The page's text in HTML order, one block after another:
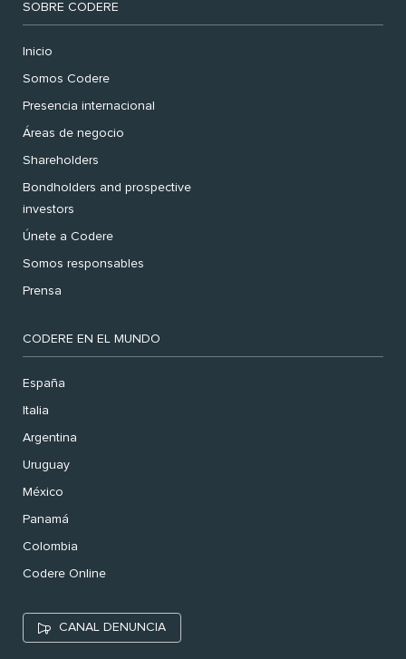
SOBRE CODERE
Inicio
Somos Codere
Presencia internacional
Áreas de negocio
Shareholders
Bondholders and prospective
investors
Únete a Codere
Somos responsables
Prensa
CODERE EN EL MUNDO
España
Italia
Argentina
Uruguay
México
Panamá
Colombia
Codere Online
CANAL DENUNCIA